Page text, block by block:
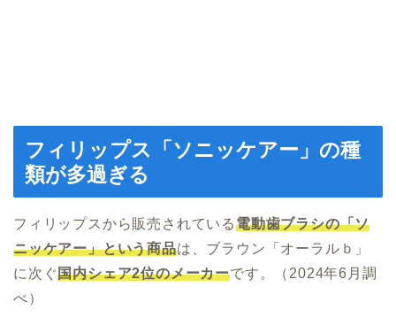
フィリップス「ソニッケアー」の種
類が多過ぎる
フィリップスから販売されている電動歯ブラシの「ソ
ニッケアー」という商品は、ブラウン「オーラルｂ」
に次ぐ国内シェア2位のメーカーです。（2024年6月調
べ）